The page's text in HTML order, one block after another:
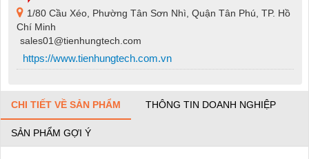
1/80 Cầu Xéo, Phường Tân Sơn Nhì, Quận Tân Phú, TP. Hồ
Chí Minh
sales01@tienhungtech.com
https://www.tienhungtech.com.vn
CHI TIẾT VỀ SẢN PHẨM THÔNG TIN DOANH NGHIỆP
SẢN PHẨM GỢI Ý